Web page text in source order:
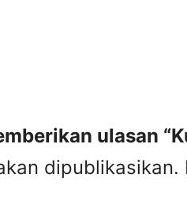
ulasan
dipublikasikan.